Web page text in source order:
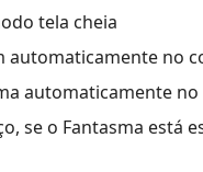
tela cheia
automaticamente no
automaticamente no
se o Fantasma está